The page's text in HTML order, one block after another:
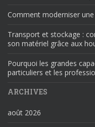
Comment moderniser
Transport et stockage :
son matériel grâce aux
Pourquoi les grandes
particuliers et les
ARCHIVES
août 2026